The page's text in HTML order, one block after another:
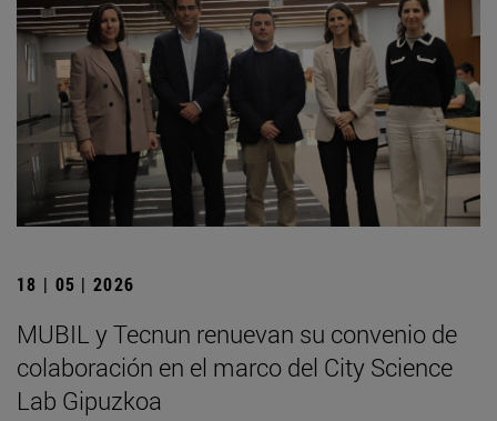
18 | 05 | 2026
MUBIL y Tecnun renuevan su convenio de
colaboración en el marco del City Science
Lab Gipuzkoa